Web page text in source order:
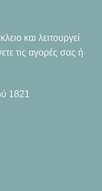
και λειτουργεί
τις αγορές σας ή
1821